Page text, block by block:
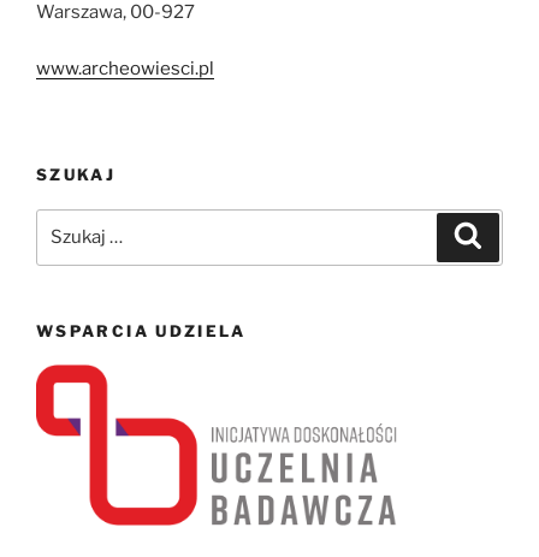
Warszawa, 00-927
www.archeowiesci.pl
SZUKAJ
WSPARCIA UDZIELA